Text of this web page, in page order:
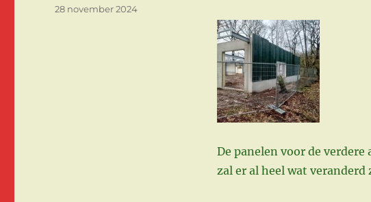
De panelen voor de
zal er al heel wat veranderd
Gepubliceerd
28 november 2024